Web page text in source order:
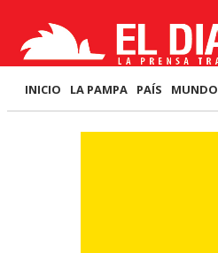
INICIO LA PAMPA PAÍS MUNDO